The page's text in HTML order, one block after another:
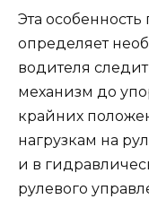
Эта
определяет
водителя
механизм до
крайних
нагрузкам на
и в
рулевого